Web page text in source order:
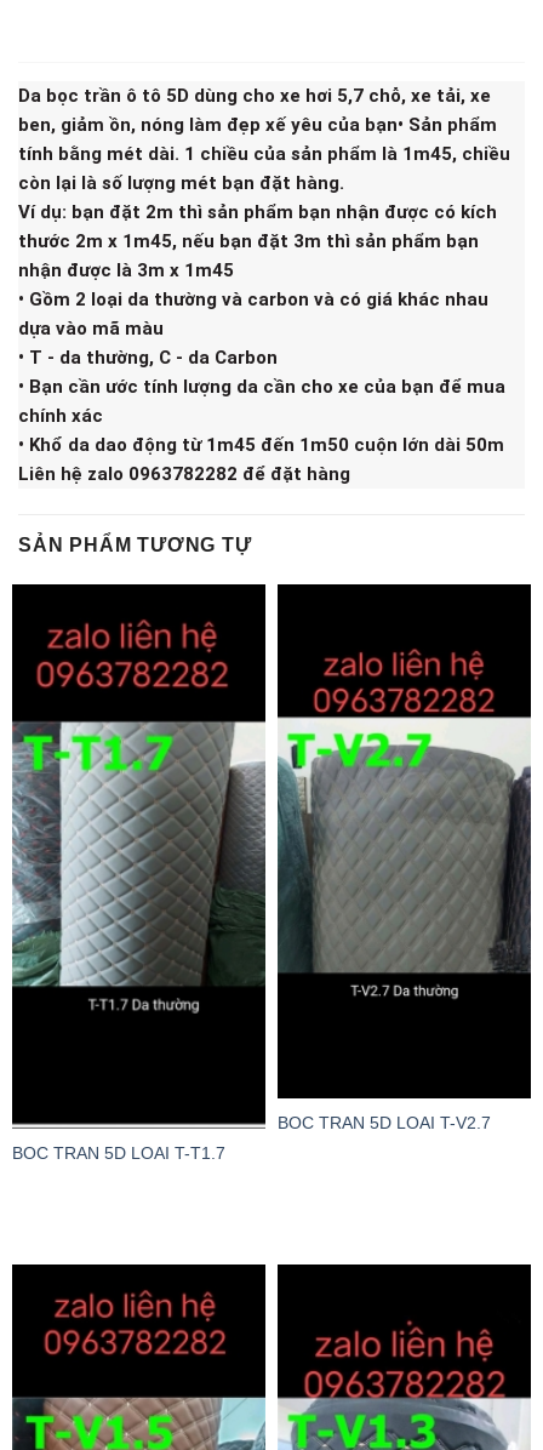
Da bọc trần ô tô 5D dùng cho xe hơi 5,7 chỗ, xe tải, xe
ben, giảm ồn, nóng làm đẹp xế yêu của bạn• Sản phẩm
tính bằng mét dài. 1 chiều của sản phẩm là 1m45, chiều
còn lại là số lượng mét bạn đặt hàng.
Ví dụ: bạn đặt 2m thì sản phẩm bạn nhận được có kích
thước 2m x 1m45, nếu bạn đặt 3m thì sản phẩm bạn
nhận được là 3m x 1m45
• Gồm 2 loại da thường và carbon và có giá khác nhau
dựa vào mã màu
• T - da thường, C - da Carbon
• Bạn cần ước tính lượng da cần cho xe của bạn để mua
chính xác
• Khổ da dao động từ 1m45 đến 1m50 cuộn lớn dài 50m
Liên hệ zalo 0963782282 để đặt hàng
SẢN PHẨM TƯƠNG TỰ
BOC TRAN 5D LOAI T-T1.7
BOC TRAN 5D LOAI T-V2.7